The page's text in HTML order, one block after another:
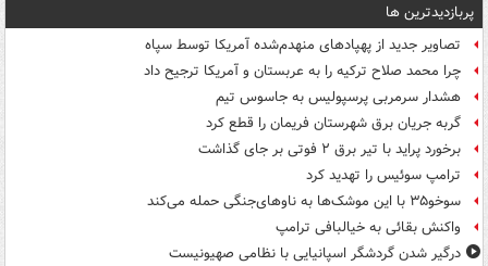
پربازدیدترین ها
تصاویر جدید از پهپادهای منهدم‌شده آمریکا توسط سپاه
چرا محمد صلاح ترکیه را به عربستان و آمریکا ترجیح داد
هشدار سرمربی پرسپولیس به جاسوس تیم
گربه جریان برق شهرستان فریمان را قطع کرد
برخورد پراید با تیر برق ۲ فوتی بر جای گذاشت
ترامپ سوئیس را تهدید کرد
سوخو۳۵ با این موشک‌ها به ناوهای‌جنگی حمله می‌کند
واکنش بقائی به خیالبافی ترامپ
درگیر شدن گردشگر اسپانیایی با نظامی صهیونیست